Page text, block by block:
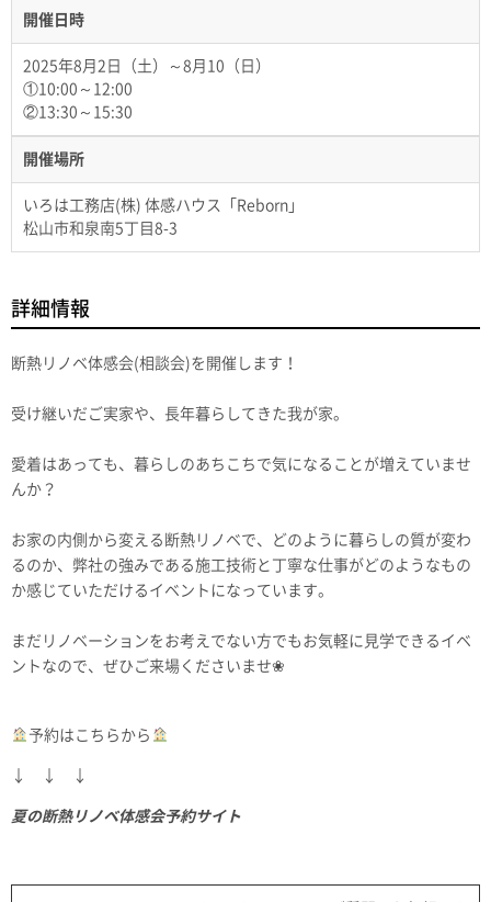
開催日時
2025年8月2日（土）～8月10（日）
①10:00～12:00
②13:30～15:30
開催場所
いろは工務店(株) 体感ハウス「Reborn」
松山市和泉南5丁目8-3
詳細情報
断熱リノベ体感会(相談会)を開催します！
受け継いだご実家や、長年暮らしてきた我が家。
愛着はあっても、暮らしのあちこちで気になることが増えていませ
んか？
お家の内側から変える断熱リノベで、どのように暮らしの質が変わ
るのか、弊社の強みである施工技術と丁寧な仕事がどのようなもの
か感じていただけるイベントになっています。
まだリノベーションをお考えでない方でもお気軽に見学できるイベ
ントなので、ぜひご来場くださいませ❀
予約はこちらから
↓ ↓ ↓
夏の断熱リノベ体感会予約サイト